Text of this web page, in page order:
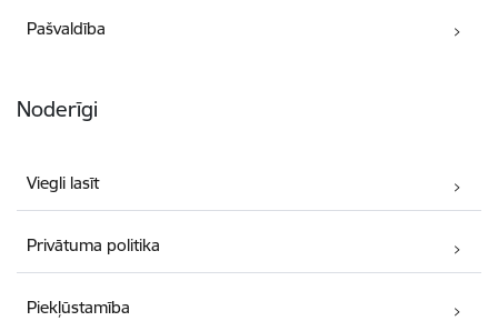
Pašvaldība
Noderīgi
Viegli lasīt
Privātuma politika
Piekļūstamība